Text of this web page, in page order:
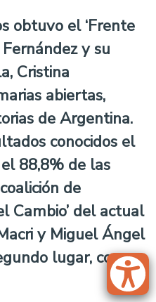
obtuvo el ‘Frente
y su
Cristina
abiertas,
de Argentina.
conocidos el
88,8% de las
de
Cambio’ del actual
y Miguel Ángel
lugar, con un